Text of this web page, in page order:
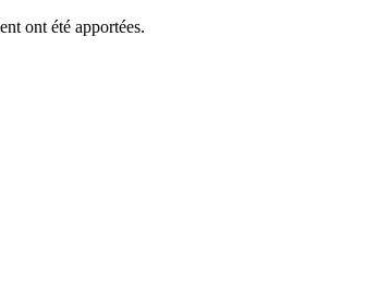
ont été apportées.